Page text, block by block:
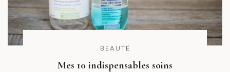
BEAUTÉ
Mes 10 indispensables soins